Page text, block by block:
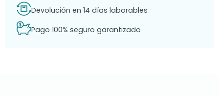
Devolución en 14 días laborables
Pago 100% seguro garantizado